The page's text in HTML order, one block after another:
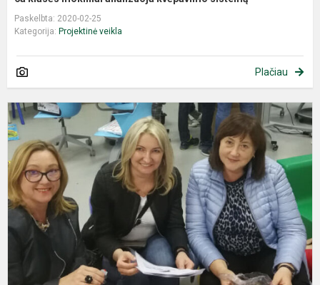
Paskelbta: 2020-02-25
Kategorija: Projektinė veikla
Plačiau